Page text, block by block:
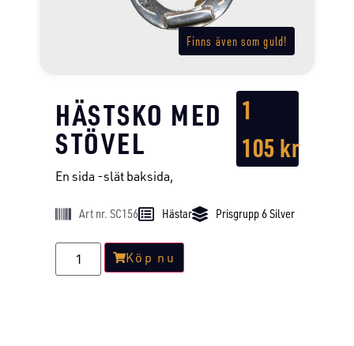
Finns även som guld!
HÄSTSKO MED
STÖVEL
1
105kr
En sida -slät baksida,
Art nr. SC156 Hästar Prisgrupp 6 Silver
Köp nu